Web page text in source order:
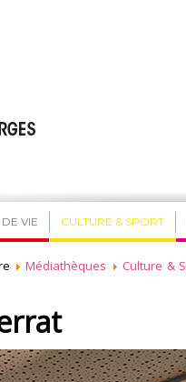
VIE CULTURE & SPORT
Médiathèques Culture &